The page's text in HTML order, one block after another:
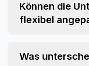
Können die
flexibel
Was